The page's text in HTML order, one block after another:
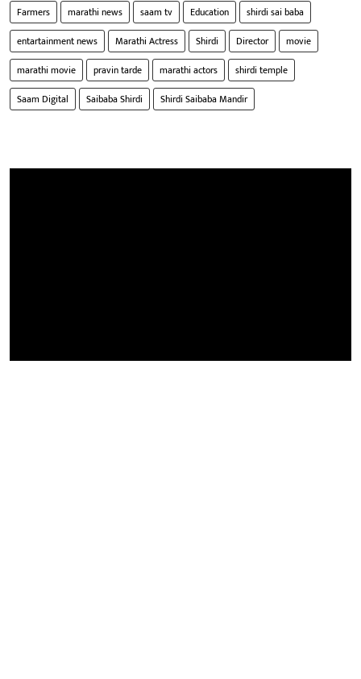
Farmers marathi news saam tv Education
shirdi sai baba
entartainment news
Marathi Actress Shirdi Director
movie
marathi movie
pravin tarde marathi actors
shirdi temple
Saam Digital
Saibaba Shirdi Shirdi Saibaba Mandir